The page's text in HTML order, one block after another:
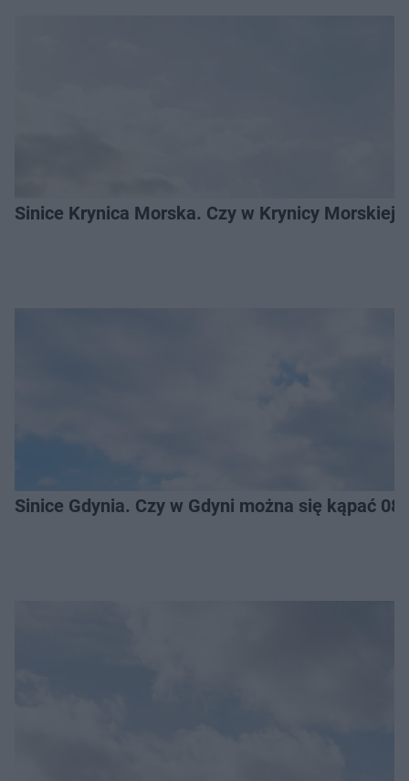
Sinice Krynica Morska. Czy w Krynicy Morskiej
Sinice Gdynia. Czy w Gdyni można się kąpać